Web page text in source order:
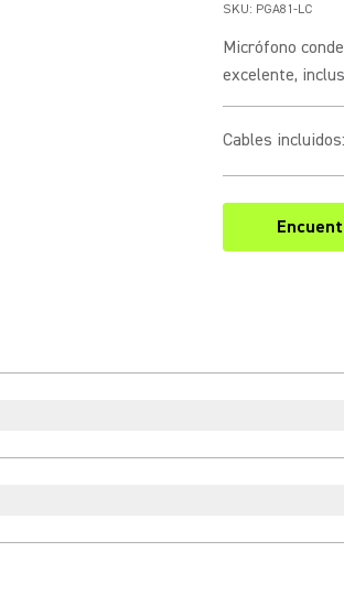
SKU: PGA81-LC
Micrófono
excelente,
Cables incluidos: